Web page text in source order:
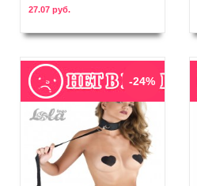
27.07 руб.
-24%